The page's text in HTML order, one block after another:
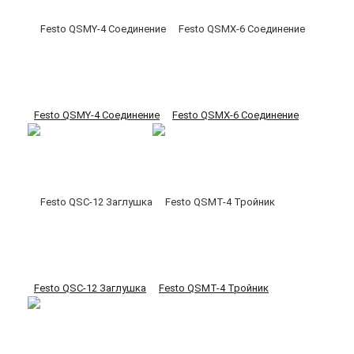
Festo QSMY-4 Соединение Festo QSMX-6 Соединение
Festo QSC-12 Заглушка Festo QSMT-4 Тройник